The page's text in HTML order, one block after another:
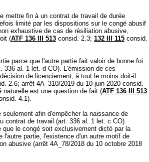
mettre fin à un contrat de travail de durée
limité par les dispositions sur le congé abusif
exhaustive de cas de résiliation abusive,
(ATF 136 III 513 consid. 2.3; 132 III 115 consid.
parce que l'autre partie fait valoir de bonne foi
336 al. 1 let. d CO). L'émission de ces
de licenciement; à tout le moins doit-il
2.6; arrêt 4A_310/2019 du 10 juin 2020 consid.
naturelle est une question de fait (ATF 136 III 513
4.1).
afin d'empêcher la naissance de
contrat de travail (art. 336 al. 1 let. c CO).
le congé soit exclusivement dicté par la
l'autre partie, l'existence d'un autre motif de
abusive (arrêt 4A_78/2018 du 10 octobre 2018